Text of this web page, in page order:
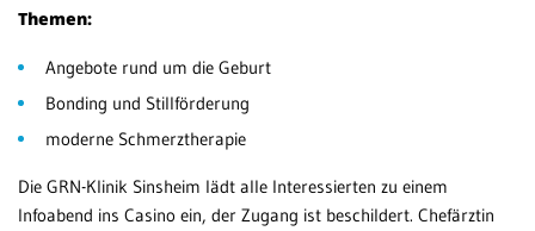
Veranstaltungen
Patientenportal
Karriere
Barrierefreiheit
Themen:
Angebote rund um die Geburt
Bonding und Stillförderung
moderne Schmerztherapie
Die GRN-Klinik Sinsheim lädt alle Interessierten zu einem
Infoabend ins Casino ein, der Zugang ist beschildert. Chefärztin